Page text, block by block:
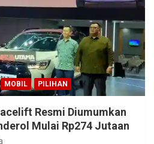
MOBIL PILIHAN
Resmi Diumumkan
Mulai Rp274 Jutaan